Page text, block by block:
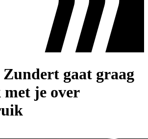
Zundert gaat graag
met je over